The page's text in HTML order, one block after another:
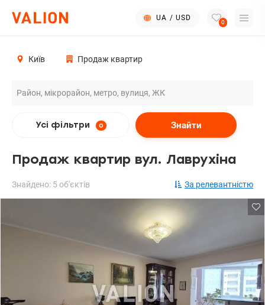
UA / USD
0
Київ Продаж квартир
Усі фільтри 0 Знайти
Продаж квартир вул. Лаврухіна
Знайдено: 5 об'єктів За релевантністю